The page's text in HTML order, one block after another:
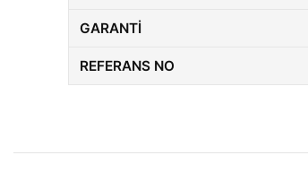
GARANTI
REFERANS NO